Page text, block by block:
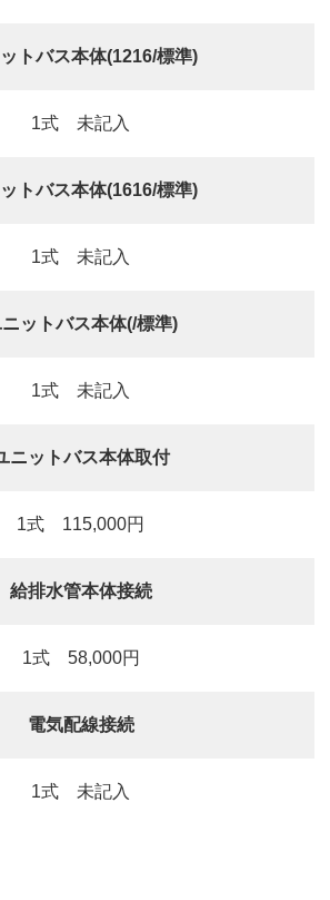
トバス本体(1216/標準)
1式 未記入
トバス本体(1616/標準)
1式 未記入
ットバス本体(/標準)
1式 未記入
ニットバス本体取付
1式 115,000円
給排水管本体接続
1式 58,000円
電気配線接続
1式 未記入